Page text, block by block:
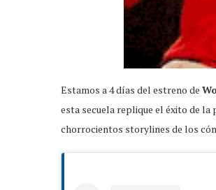
Estamos a 4 días del estreno de
esta secuela replique el éxito de la
chorrocientos storylines de los